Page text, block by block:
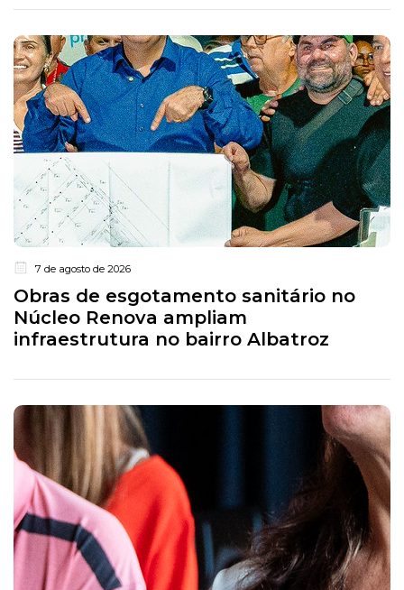
7 de agosto de 2026
Obras de esgotamento sanitário no
Núcleo Renova ampliam
infraestrutura no bairro Albatroz